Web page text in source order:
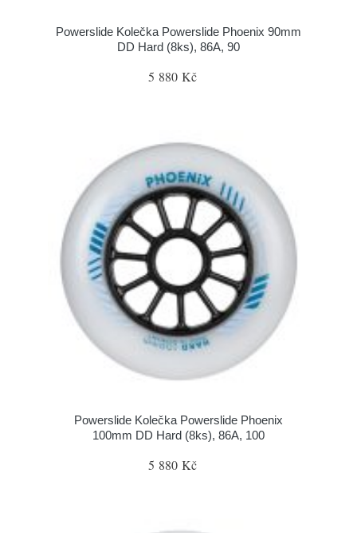
Powerslide Kolečka Powerslide Phoenix 90mm
DD Hard (8ks), 86A, 90
5 880 Kč
Powerslide Kolečka Powerslide Phoenix
100mm DD Hard (8ks), 86A, 100
5 880 Kč